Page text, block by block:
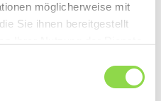
möglicherweise mit
Sie ihnen bereitgestellt